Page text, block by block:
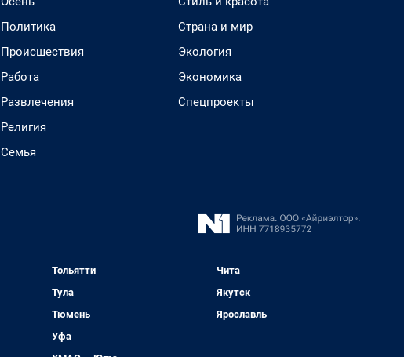
Политика
Происшествия
Работа
Развлечения
Религия
Семья
Страна и мир
Экология
Экономика
Спецпроекты
Тольятти
Тула
Тюмень
Уфа
Чита
Якутск
Ярославль